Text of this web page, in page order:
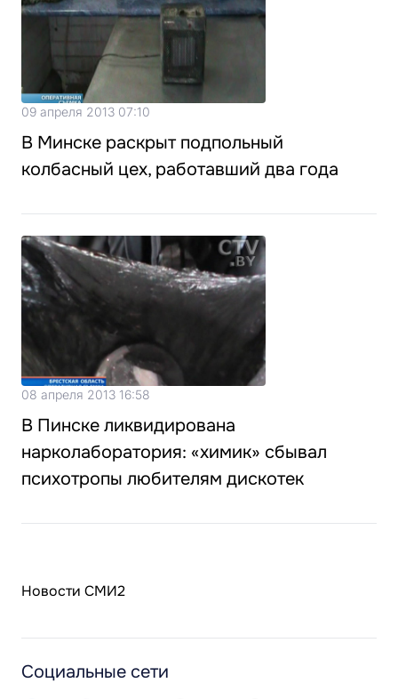
09 апреля 2013 07:10
В Минске раскрыт подпольный
колбасный цех, работавший два года
08 апреля 2013 16:58
В Пинске ликвидирована
нарколаборатория: «химик» сбывал
психотропы любителям дискотек
Новости СМИ2
Социальные сети